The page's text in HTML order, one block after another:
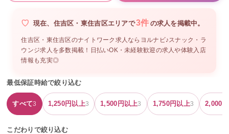
現在、 住吉区・東住吉区エリアで3件 の求人を掲載中。
住吉区・東住吉区のナイトワーク求人ならヨルナビ♪スナック・ラ
ウンジ求人を多数掲載！日払いOK・未経験歓迎の求人や体験入店
情報も充実◎
最低保証時給で絞り込む
すべて3 1,250円以上3 1,500 円以上3 1,750円以上3 2,000
こだわりで絞り込む